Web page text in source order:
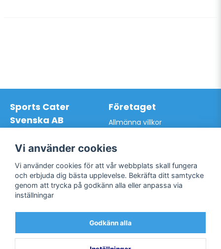
Sports Cater
Svenska AB
Org.nr: 559024-7762
Mail:info@sportscater.se
Företaget
Allmänna villkor
Bli kund / Logga in
Support
Allmänna villkor
Kontakta oss
Facebook
Twitter
Vi använder cookies
Vi använder cookies för att vår webbplats skall fungera
och erbjuda dig bästa upplevelse. Bekräfta ditt samtycke
genom att trycka på godkänn alla eller anpassa via
inställningar
Godkänn alla